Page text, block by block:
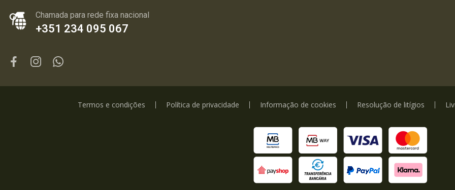
Chamada para rede fixa nacional
+351 234 095 067
Termos e condições Política de privacidade Informação de cookies Resolução de litígios